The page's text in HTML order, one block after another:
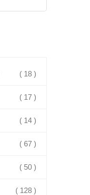
( 18 )
( 17 )
( 14 )
( 67 )
( 50 )
( 128 )